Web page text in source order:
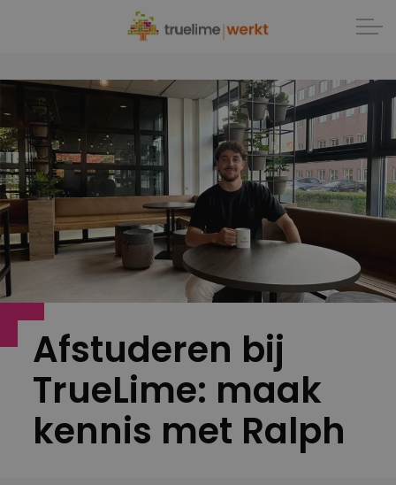
Afstuderen bij
TrueLime: maak
kennis met Ralph